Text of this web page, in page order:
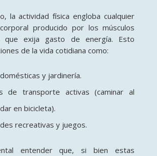
la actividad física engloba cualquier
producido por los músculos
que exija gasto de energía. Esto
de la vida cotidiana como:
y jardinería.
de transporte activas (caminar al
en bicicleta).
recreativas y juegos.
entender que, si bien estas